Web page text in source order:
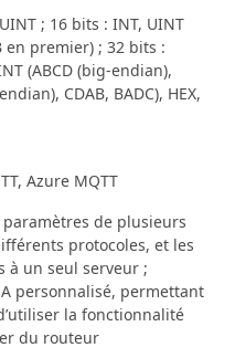
; 16 bits : INT, UINT
en premier) ; 32 bits :
(ABCD (big-endian),
CDAB, BADC), HEX,
Azure MQTT
paramètres de plusieurs
protocoles, et les
à un seul serveur ;
personnalisé, permettant
la fonctionnalité
du routeur